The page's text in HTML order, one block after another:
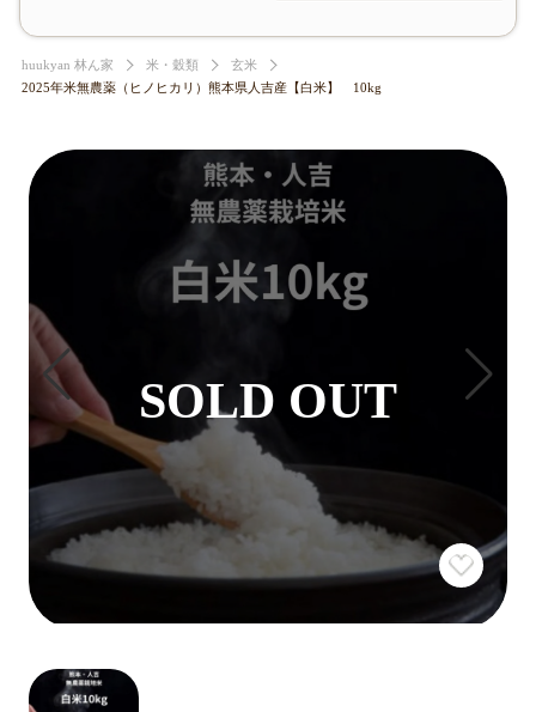
huukyan 林ん家 米・穀類
玄米
2025年米無農薬（ヒノヒカリ）熊本県人吉産【白米】 10kg